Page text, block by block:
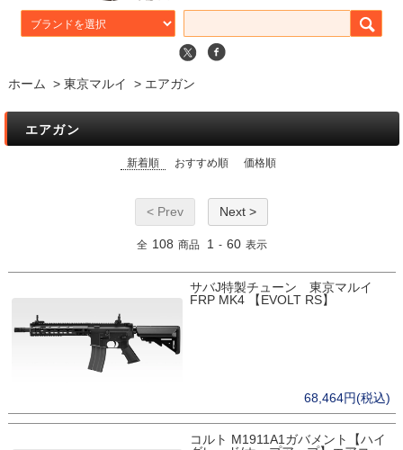
ホーム > 東京マルイ > エアガン
エアガン
新着順 おすすめ順 価格順
< Prev Next >
全 108 商品 1 - 60 表示
サバJ特製チューン 東京マルイ
FRP MK4 【EVOLT RS】
68,464円(税込)
コルト M1911A1ガバメント【ハイ